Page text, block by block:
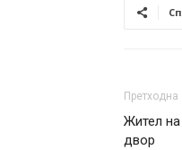
Претходна
Жител
двор